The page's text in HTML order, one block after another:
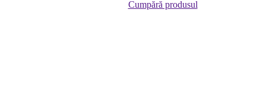
Cumpără produsul